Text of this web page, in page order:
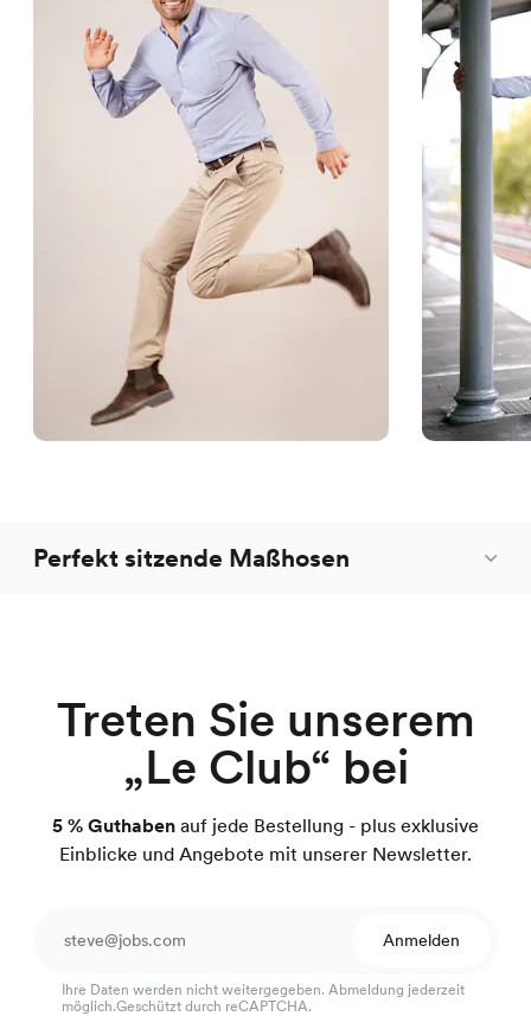
Perfekt sitzende Maßhosen
Treten Sie unserem
„Le Club“ bei
5 % Guthaben auf jede Bestellung - plus exklusive
Einblicke und Angebote mit unserer Newsletter.
Anmelden
Ihre Daten werden nicht weitergegeben. Abmeldung jederzeit
möglich.Geschützt durch reCAPTCHA.